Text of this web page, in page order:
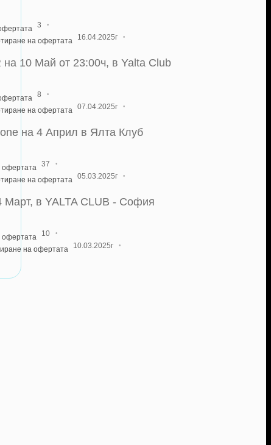
3 ·
на офертата 16.04.2025г ·
на 10 Май от 23:00ч, в Yalta Club
8 ·
на офертата 07.04.2025г ·
на 4 Април в Ялта Клуб
офертата 37 ·
на офертата 05.03.2025г ·
Март, в YALTA CLUB - София
офертата 10 ·
на офертата 10.03.2025г ·